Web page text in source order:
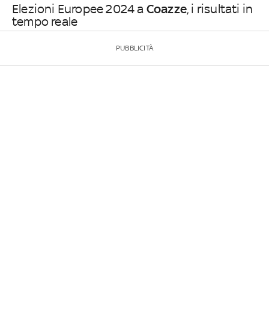
Elezioni Europee 2024 a Coazze, i risultati in
tempo reale
PUBBLICITÀ